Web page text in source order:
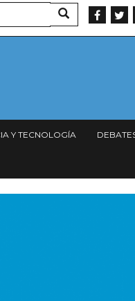
Buscar
Y TECNOLOGÍA